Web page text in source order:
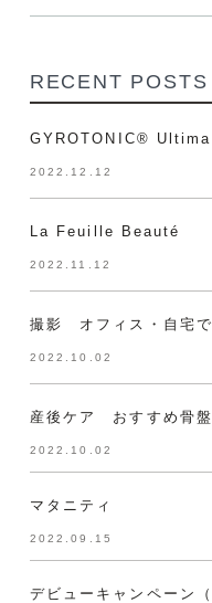
RECENT POSTS
GYROTONIC®︎ Ultima
2022.12.12
La Feuille Beauté
2022.11.12
撮影 オフィス・自宅
2022.10.02
産後ケア おすすめ骨
2022.10.02
マタニティ
2022.09.15
デビューキャンペーン